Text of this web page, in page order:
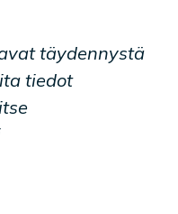
täydennystä
tiedot